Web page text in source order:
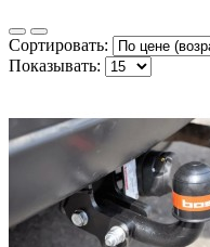
Сортировать:
Показывать: